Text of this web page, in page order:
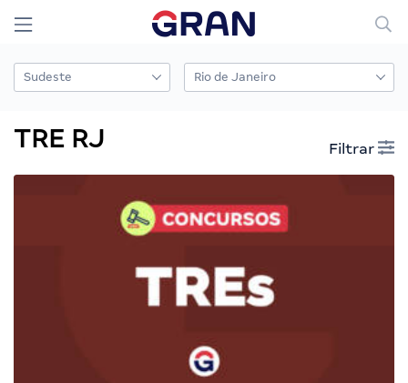
TRE RJ Filtrar